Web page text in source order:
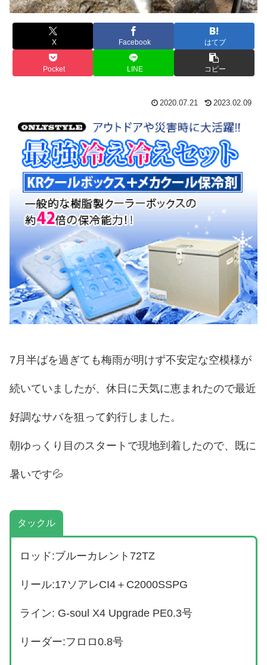
X Facebook はてブ
Pocket LINE コピー
2020.07.21 2023.02.09
7月半ばを過ぎても梅雨が明けず不安定な空模様が
続いていましたが、休日に天気に恵まれたので最近
好調なサバを狙って釣行しました。
朝ゆっくり目のスタートで現地到着したので、既に
暑いです💦
タックル
ロッド:ブルーカレント72TZ
リール:17ソアレCI4＋C2000SSPG
ライン: G-soul X4 Upgrade PE0.3号
リーダー:フロロ0.8号